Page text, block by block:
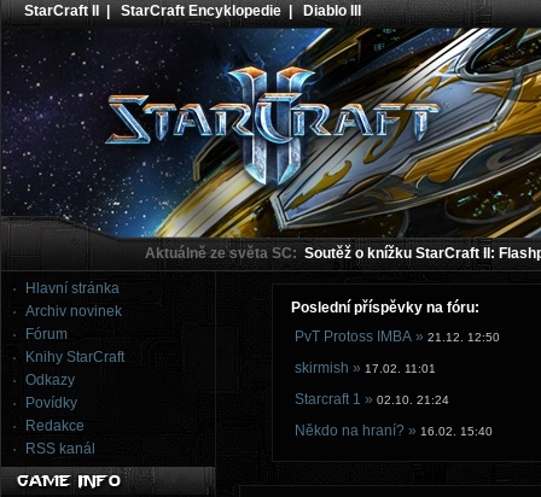
StarCraft II |StarCraft Encyklopedie|Diablo III
Aktuálně ze světa SC: Soutěž o knížku StarCraft II:
Hlavní stránka
Archiv novinek
Fórum
Knihy StarCraft
Odkazy
Povídky
Redakce
RSS kanál
Poslední příspěvky na fóru:
PvT Protoss IMBA » 21.12. 12:50
skirmish » 17.02. 11:01
Starcraft 1 » 02.10. 21:24
Někdo na hraní? » 16.02. 15:40